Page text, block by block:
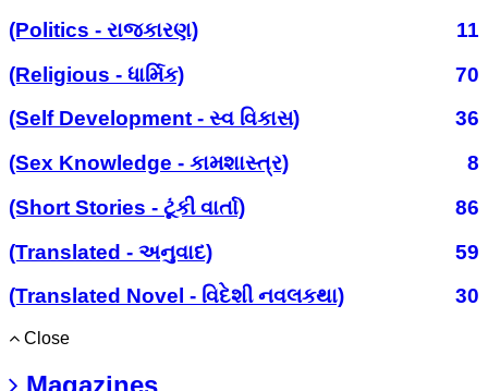
(Politics - રાજકારણ)
11
(Religious - ધાર્મિક)
70
(Self Development - સ્વ વિકાસ)
36
(Sex Knowledge - કામશાસ્ત્ર)
8
(Short Stories - ટૂંકી વાર્તા)
86
(Translated - અનુવાદ)
59
(Translated Novel - વિદેશી નવલકથા)
30
Close
Magazines